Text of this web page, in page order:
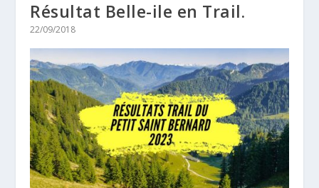
Résultat Belle-ile en Trail.
22/09/2018